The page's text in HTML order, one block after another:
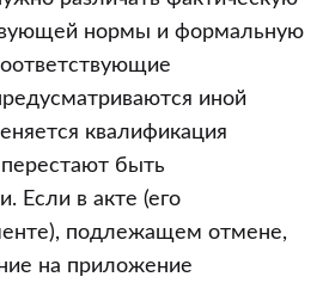
нормы и формальную
иной
квалификация
быть
Если в акте (его
подлежащем отмене,
на приложение